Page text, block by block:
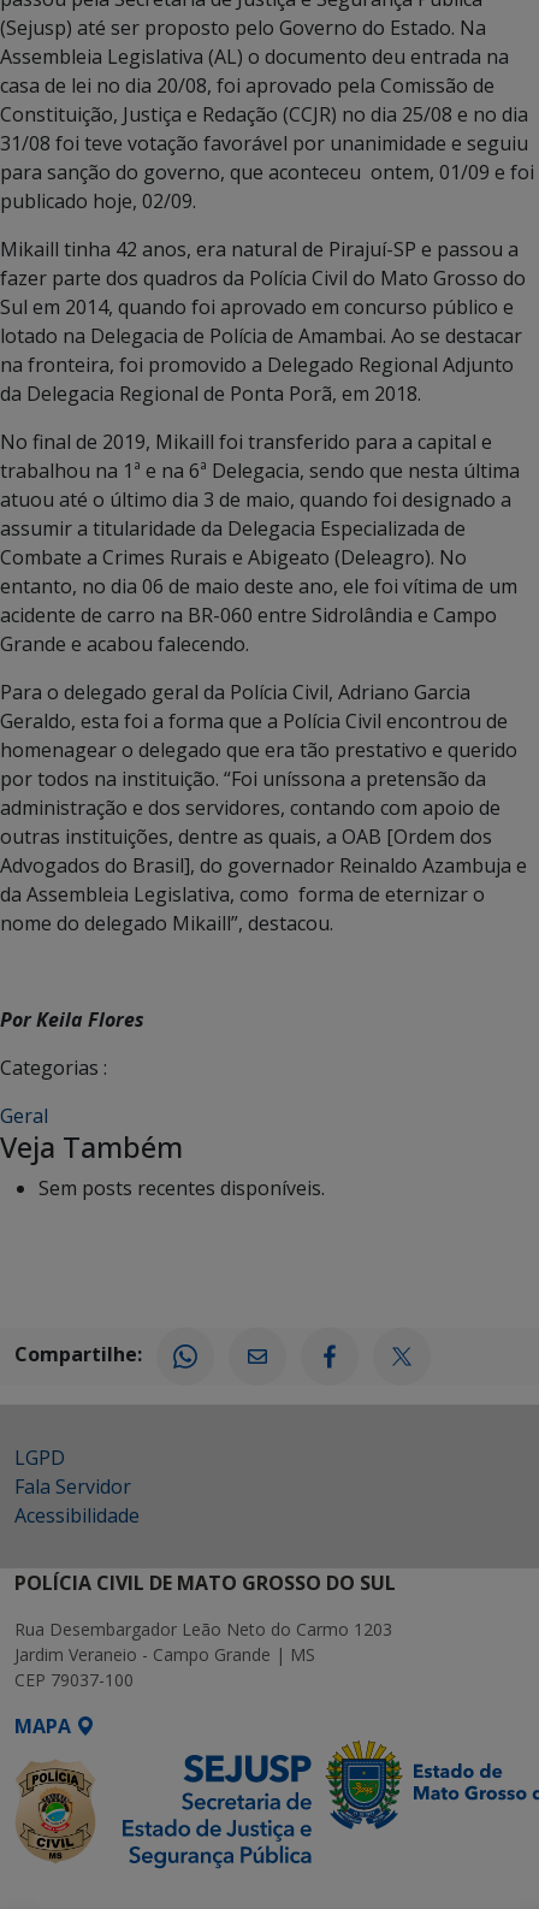
(Sejusp) até ser proposto pelo Governo do Estado. Na
Assembleia Legislativa (AL) o documento deu entrada na
casa de lei no dia 20/08, foi aprovado pela Comissão de
Constituição, Justiça e Redação (CCJR) no dia 25/08 e no dia
31/08 foi teve votação favorável por unanimidade e seguiu
para sanção do governo, que aconteceu ontem, 01/09 e foi
publicado hoje, 02/09.
Mikaill tinha 42 anos, era natural de Pirajuí-SP e passou a
fazer parte dos quadros da Polícia Civil do Mato Grosso do
Sul em 2014, quando foi aprovado em concurso público e
lotado na Delegacia de Polícia de Amambai. Ao se destacar
na fronteira, foi promovido a Delegado Regional Adjunto
da Delegacia Regional de Ponta Porã, em 2018.
No final de 2019, Mikaill foi transferido para a capital e
trabalhou na 1ª e na 6ª Delegacia, sendo que nesta última
atuou até o último dia 3 de maio, quando foi designado a
assumir a titularidade da Delegacia Especializada de
Combate a Crimes Rurais e Abigeato (Deleagro). No
entanto, no dia 06 de maio deste ano, ele foi vítima de um
acidente de carro na BR-060 entre Sidrolândia e Campo
Grande e acabou falecendo.
Para o delegado geral da Polícia Civil, Adriano Garcia
Geraldo, esta foi a forma que a Polícia Civil encontrou de
homenagear o delegado que era tão prestativo e querido
por todos na instituição. “Foi uníssona a pretensão da
administração e dos servidores, contando com apoio de
outras instituições, dentre as quais, a OAB [Ordem dos
Advogados do Brasil], do governador Reinaldo Azambuja e
da Assembleia Legislativa, como forma de eternizar o
nome do delegado Mikaill”, destacou.
Por Keila Flores
Categorias :
Geral
Veja Também
Sem posts recentes disponíveis.
Compartilhe:
LGPD
Fala Servidor
Acessibilidade
POLÍCIA CIVIL DE MATO GROSSO DO SUL
Rua Desembargador Leão Neto do Carmo 1203
Jardim Veraneio - Campo Grande | MS
CEP 79037-100
MAPA